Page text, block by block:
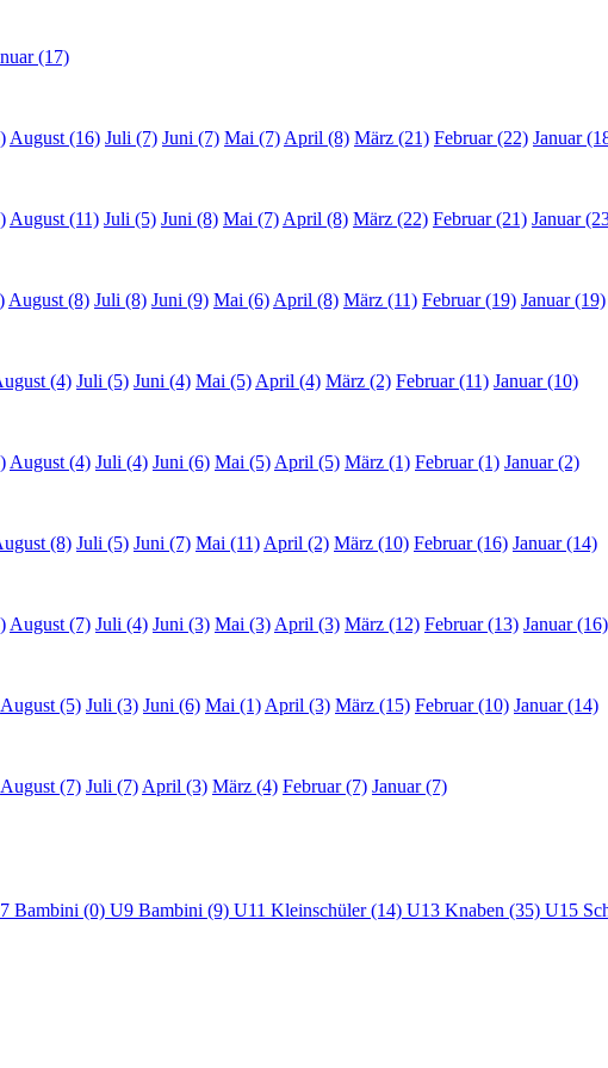
(17)
August (16) Juli (7) Juni (7) Mai (7) April (8) März (21) Februar (22) Januar
August (11) Juli (5) Juni (8) Mai (7) April (8) März (22) Februar (21) Januar
August (8) Juli (8) Juni (9) Mai (6) April (8) März (11) Februar (19) Januar (19)
(4) Juli (5) Juni (4) Mai (5) April (4) März (2) Februar (11) Januar (10)
August (4) Juli (4) Juni (6) Mai (5) April (5) März (1) Februar (1) Januar (2)
(8) Juli (5) Juni (7) Mai (11) April (2) März (10) Februar (16) Januar (14)
August (7) Juli (4) Juni (3) Mai (3) April (3) März (12) Februar (13) Januar (16)
August (5) Juli (3) Juni (6) Mai (1) April (3) März (15) Februar (10) Januar (14)
August (7) Juli (7) April (3) März (4) Februar (7) Januar (7)
Bambini (0) U9 Bambini (9) U11 Kleinschüler (14) U13 Knaben (35) U15